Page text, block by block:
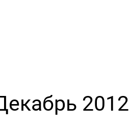
2012